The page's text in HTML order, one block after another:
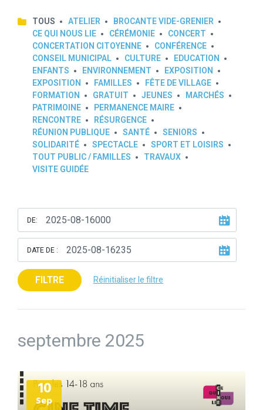
TOUS ATELIER
BROCANTE VIDE-GRENIER
CE QUI NOUS LIE
CÉRÉMONIE
CONCERT
CONCERTATION CITOYENNE
CONFÉRENCE
CONSEIL MUNICIPAL
CULTURE
EDUCATION
ENFANTS
ENVIRONNEMENT
EXPOSITION
EXPOSITION
FAMILLES
FÊTE DE VILLAGE
FORMATION
GRATUIT JEUNES
MARCHÉS
PATRIMOINE
PERMANENCE MAIRE
RENCONTRE
RÉSURGENCE
RÉUNION PUBLIQUE
SANTÉ
SENIORS
SOLIDARITÉ
SPECTACLE
SPORT ET LOISIRS
TOUT PUBLIC / FAMILLES
TRAVAUX
VISITE GUIDÉE
DE:
DATE DE :
FILTRE Réinitialiser le filtre
septembre 2025
10
Sep
Plus
d'informations